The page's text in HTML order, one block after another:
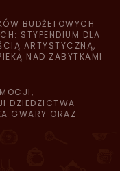
BUDŻETOWYCH
STYPENDIUM DLA
ARTYSTYCZNĄ,
NAD ZABYTKAMI
DZIEDZICTWA
GWARY ORAZ